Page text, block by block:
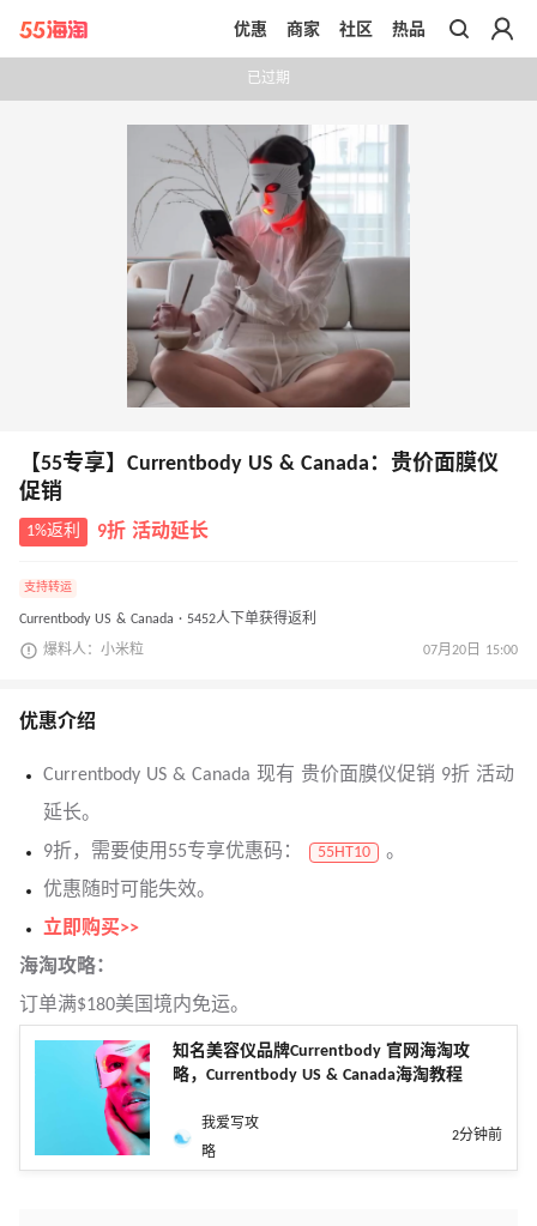
带你去官网买正品
优惠 商家 社区 热品
已过期
【55专享】Currentbody US & Canada：贵价面膜仪
促销
1%返利 9折 活动延长
支持转运
Currentbody US & Canada · 5452人下单获得返利
爆料人：小米粒 07月20日 15:00
优惠介绍
Currentbody US & Canada 现有 贵价面膜仪促销 9折 活动
延长。
9折，需要使用55专享优惠码：
55HT10
。
优惠随时可能失效。
立即购买>>
海淘攻略：
订单满$180美国境内免运。
知名美容仪品牌Currentbody 官网海淘攻
略，Currentbody US & Canada海淘教程
我爱写攻
略
2分钟前